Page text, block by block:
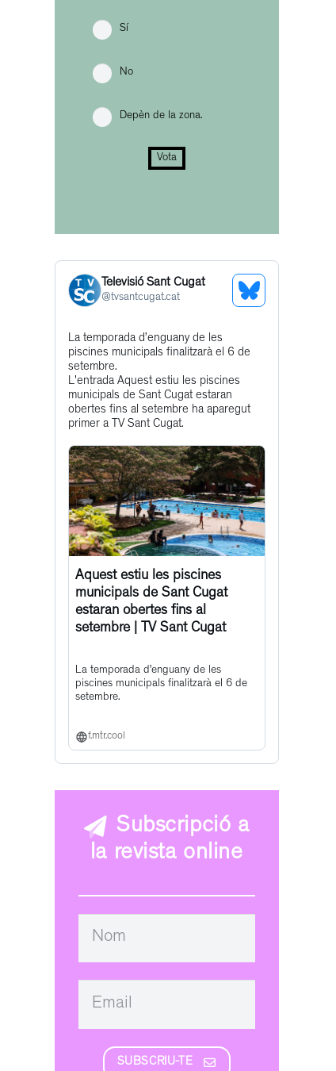
Sí
No
Depèn de la zona.
Vota
Televisió Sant Cugat
@tvsantcugat.cat
See
Get
to
this
post
La temporada d’enguany de les
piscines municipals finalitzarà el 6 de
setembre.
L'entrada Aquest estiu les piscines
municipals de Sant Cugat estaran
obertes fins al setembre ha aparegut
primer a TV Sant Cugat.
Aquest estiu les piscines
municipals de Sant Cugat
estaran obertes fins al
setembre | TV Sant Cugat
La temporada d’enguany de les
piscines municipals finalitzarà el 6 de
setembre.
f.mtr.cool
Subscripció a
la revista online
SUBSCRIU-TE